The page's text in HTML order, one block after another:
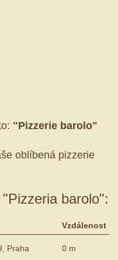
"Pizzerie barolo"
oblíbená pizzerie
barolo":
Vzdálenost
Praha 0 m